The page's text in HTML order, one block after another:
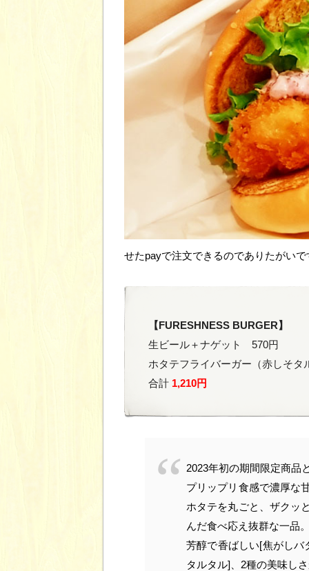
せたpayで注文できるのでありたがいで
【FURESHNESS BURGER】
生ビール＋ナゲット 570円
ホタテフライバーガー（赤しそタ
合計 1,210円
2023年初の期間限定商品
プリップリ食感で濃厚な
ホタテを丸ごと、ザクッ
んだ食べ応え抜群な一品
芳醇で香ばしい[焦がしバ
タルタル]、2種の美味し